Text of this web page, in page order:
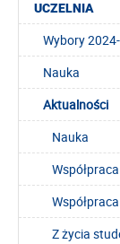
UCZELNIA
Wybory
Nauka
Aktualności
Nauka
Z życia